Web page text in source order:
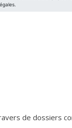
de dossiers